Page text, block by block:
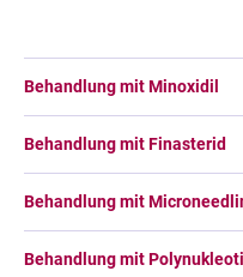
Behandlung mit Minoxidil
Behandlung mit Finasterid
Behandlung mit
Behandlung mit